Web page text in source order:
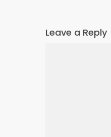
Leave a Reply